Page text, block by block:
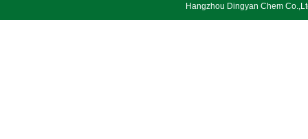
Hangzhou Dingyan Chem